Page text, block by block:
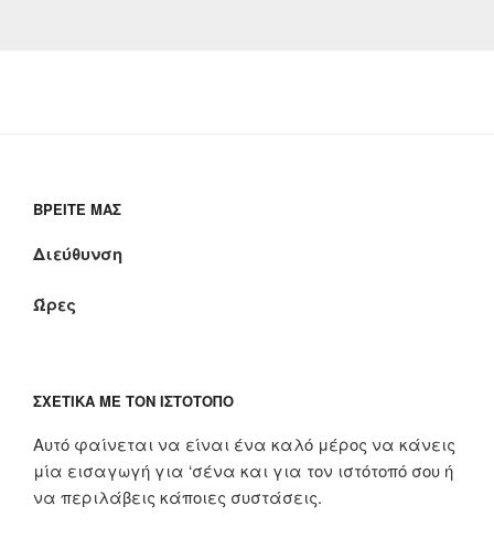
ΒΡΕΊΤΕ ΜΑΣ
Διεύθυνση
Ώρες
ΣΧΕΤΙΚΆ ΜΕ ΤΟΝ ΙΣΤΌΤΟΠΟ
Αυτό φαίνεται να είναι ένα καλό μέρος να κάνεις
μία εισαγωγή για ‘σένα και για τον ιστότοπό σου ή
να περιλάβεις κάποιες συστάσεις.